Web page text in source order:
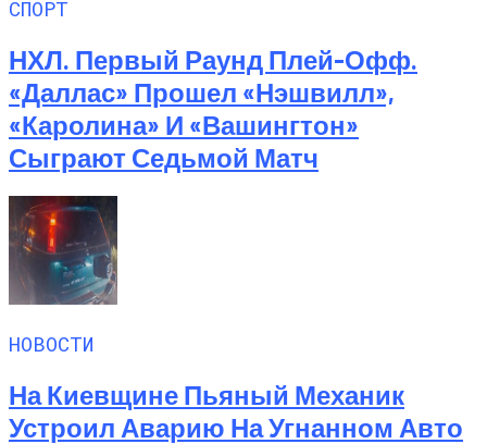
СПОРТ
НХЛ. Первый Раунд Плей-Офф.
«Даллас» Прошел «Нэшвилл»,
«Каролина» И «Вашингтон»
Сыграют Седьмой Матч
НОВОСТИ
На Киевщине Пьяный Механик
Устроил Аварию На Угнанном Авто